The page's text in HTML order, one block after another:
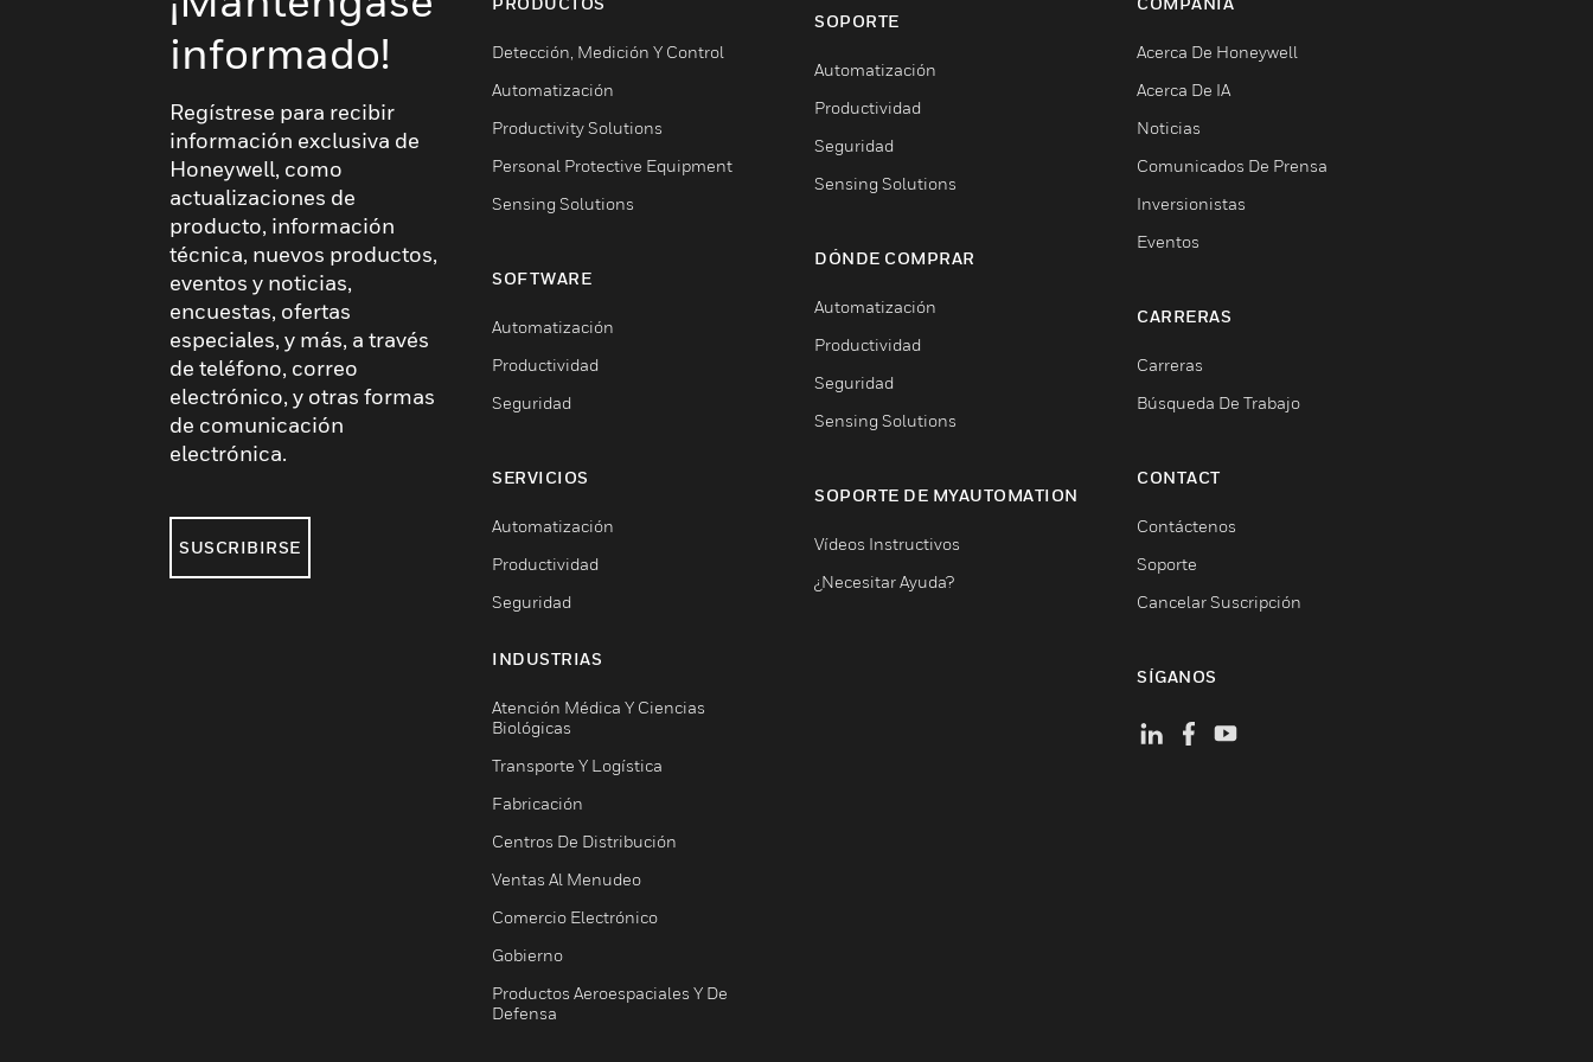
informado!
Regístrese para recibir
información exclusiva de
Honeywell, como
actualizaciones de
producto, información
técnica, nuevos productos,
eventos y noticias,
encuestas, ofertas
especiales, y más, a través
de teléfono, correo
electrónico, y otras formas
de comunicación
electrónica.
SUSCRIBIRSE
Detección, Medición Y Control
Automatización
Productivity Solutions
Personal Protective Equipment
Sensing Solutions
SOFTWARE
Automatización
Productividad
Seguridad
SERVICIOS
Automatización
Productividad
Seguridad
INDUSTRIAS
Atención Médica Y Ciencias
Biológicas
Transporte Y Logística
Fabricación
Centros De Distribución
Ventas Al Menudeo
Comercio Electrónico
Gobierno
Productos Aeroespaciales Y De
Defensa
SOPORTE
Automatización
Productividad
Seguridad
Sensing Solutions
DÓNDE COMPRAR
Automatización
Productividad
Seguridad
Sensing Solutions
SOPORTE DE MYAUTOMATION
Vídeos Instructivos
¿Necesitar Ayuda?
Acerca De Honeywell
Acerca De IA
Noticias
Comunicados De Prensa
Inversionistas
Eventos
CARRERAS
Carreras
Búsqueda De Trabajo
CONTACT
Contáctenos
Soporte
Cancelar Suscripción
SÍGANOS